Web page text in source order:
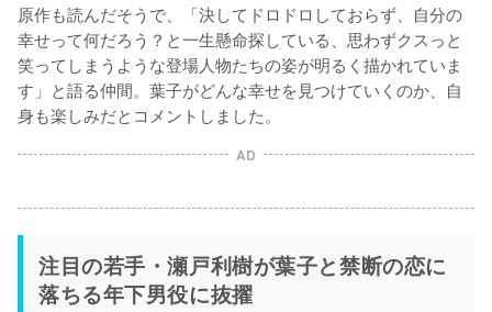
原作も読んだそうで、「決してドロドロしておらず、自分の
幸せって何だろう？と一生懸命探している、思わずクスっと
笑ってしまうような登場人物たちの姿が明るく描かれていま
す」と語る仲間。葉子がどんな幸せを見つけていくのか、自
身も楽しみだとコメントしました。
AD
注目の若手・瀬戸利樹が葉子と禁断の恋に
落ちる年下男役に抜擢